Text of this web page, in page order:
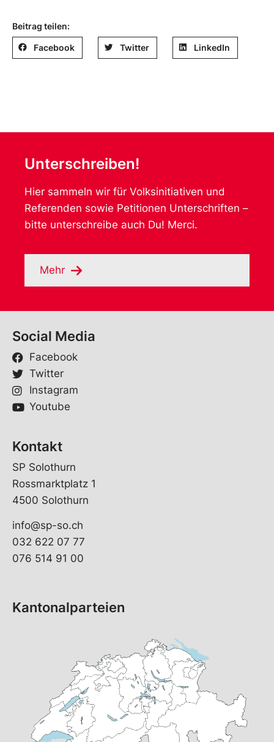
Beitrag teilen:
Facebook Twitter LinkedIn
Unterschreiben!
Hier sammeln wir für Volksinitiativen und
Referenden sowie Petitionen Unterschriften –
bitte unterschreibe auch Du! Merci.
Mehr
Social Media
Facebook
Twitter
Instagram
Youtube
Kontakt
SP Solothurn
Rossmarktplatz 1
4500 Solothurn
info@sp-so.ch
032 622 07 77
076 514 91 00
Kantonalparteien